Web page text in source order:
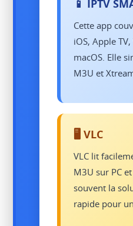
📱 IPTV
Cette app
iOS, Apple
macOS. Elle
M3U et
🖥️ VLC
VLC lit
M3U sur PC et
souvent la
rapide pour